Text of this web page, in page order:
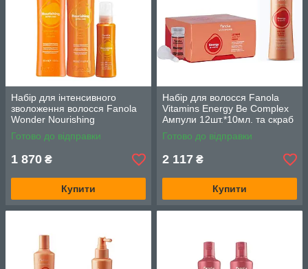
Набір для інтенсивного
зволоження волосся Fanola
Wonder Nourishing
Restructuring шампунь
350мл., маска 350мл.,
Готово до відправки
1 870 ₴
Купити
Набір для волосся Fanola
Vitamins Energy Be Complex
Ампули 12шт.*10мл. та скраб
для шкіри голови Detox
195мл.
Готово до відправки
2 117 ₴
Купити